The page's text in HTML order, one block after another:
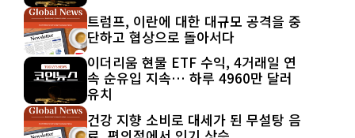
트럼프, 이란에 대한 대규모 공격을 중
단하고 협상으로 돌아서다
이더리움 현물 ETF 수익, 4거래일 연
속 순유입 지속… 하루 4960만 달러
유치
건강 지향 소비로 대세가 된 무설탕 음